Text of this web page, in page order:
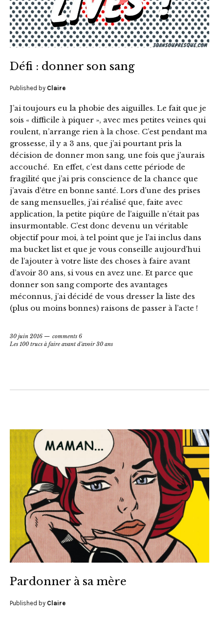
Défi : donner son sang
Published by Claire
J’ai toujours eu la phobie des aiguilles. Le fait que je
sois « difficile à piquer », avec mes petites veines qui
roulent, n’arrange rien à la chose. C’est pendant ma
grossesse, il y a 3 ans, que j’ai pourtant pris la
décision de donner mon sang, une fois que j’aurais
accouché. En effet, c’est dans cette période de
fragilité que j’ai pris conscience de la chance que
j’avais d’être en bonne santé. Lors d’une des prises
de sang mensuelles, j’ai réalisé que, faite avec
application, la petite piqûre de l’aiguille n’était pas
insurmontable. C’est donc devenu un véritable
objectif pour moi, à tel point que je l’ai inclus dans
ma bucket list et que je vous conseille aujourd’hui
de l’ajouter à votre liste des choses à faire avant
d’avoir 30 ans, si vous en avez une. Et parce que
donner son sang comporte des avantages
méconnus, j’ai décidé de vous dresser la liste des
(plus ou moins bonnes) raisons de passer à l’acte !
30 juin 2016
comments 6
Les 100 trucs à faire avant d'avoir 30 ans
Pardonner à sa mère
Published by Claire